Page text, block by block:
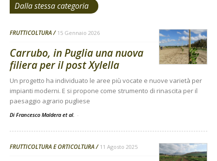
Dalla stessa categoria
FRUTTICOLTURA 15 Gennaio 2026
Carrubo, in Puglia una nuova
filiera per il post Xylella
Un progetto ha individuato le aree più vocate e nuove varietà per
impianti moderni. E si propone come strumento di rinascita per il
paesaggio agrario pugliese
Di Francesco Maldera et al. -
FRUTTICOLTURA E ORTICOLTURA 11 Agosto 2025